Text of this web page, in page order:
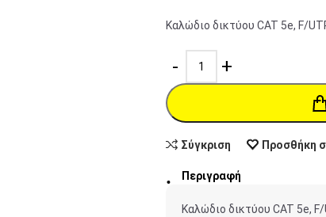
Καλώδιο δικτύου CAT 5e, F/
Σύγκριση Προσθήκη
Περιγραφή
Καλώδιο δικτύου CAT 5e,